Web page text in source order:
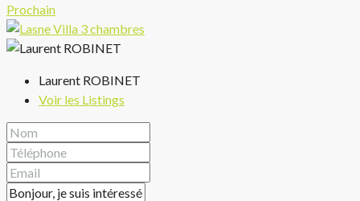
Prochain
Laurent ROBINET
Voir les Listings